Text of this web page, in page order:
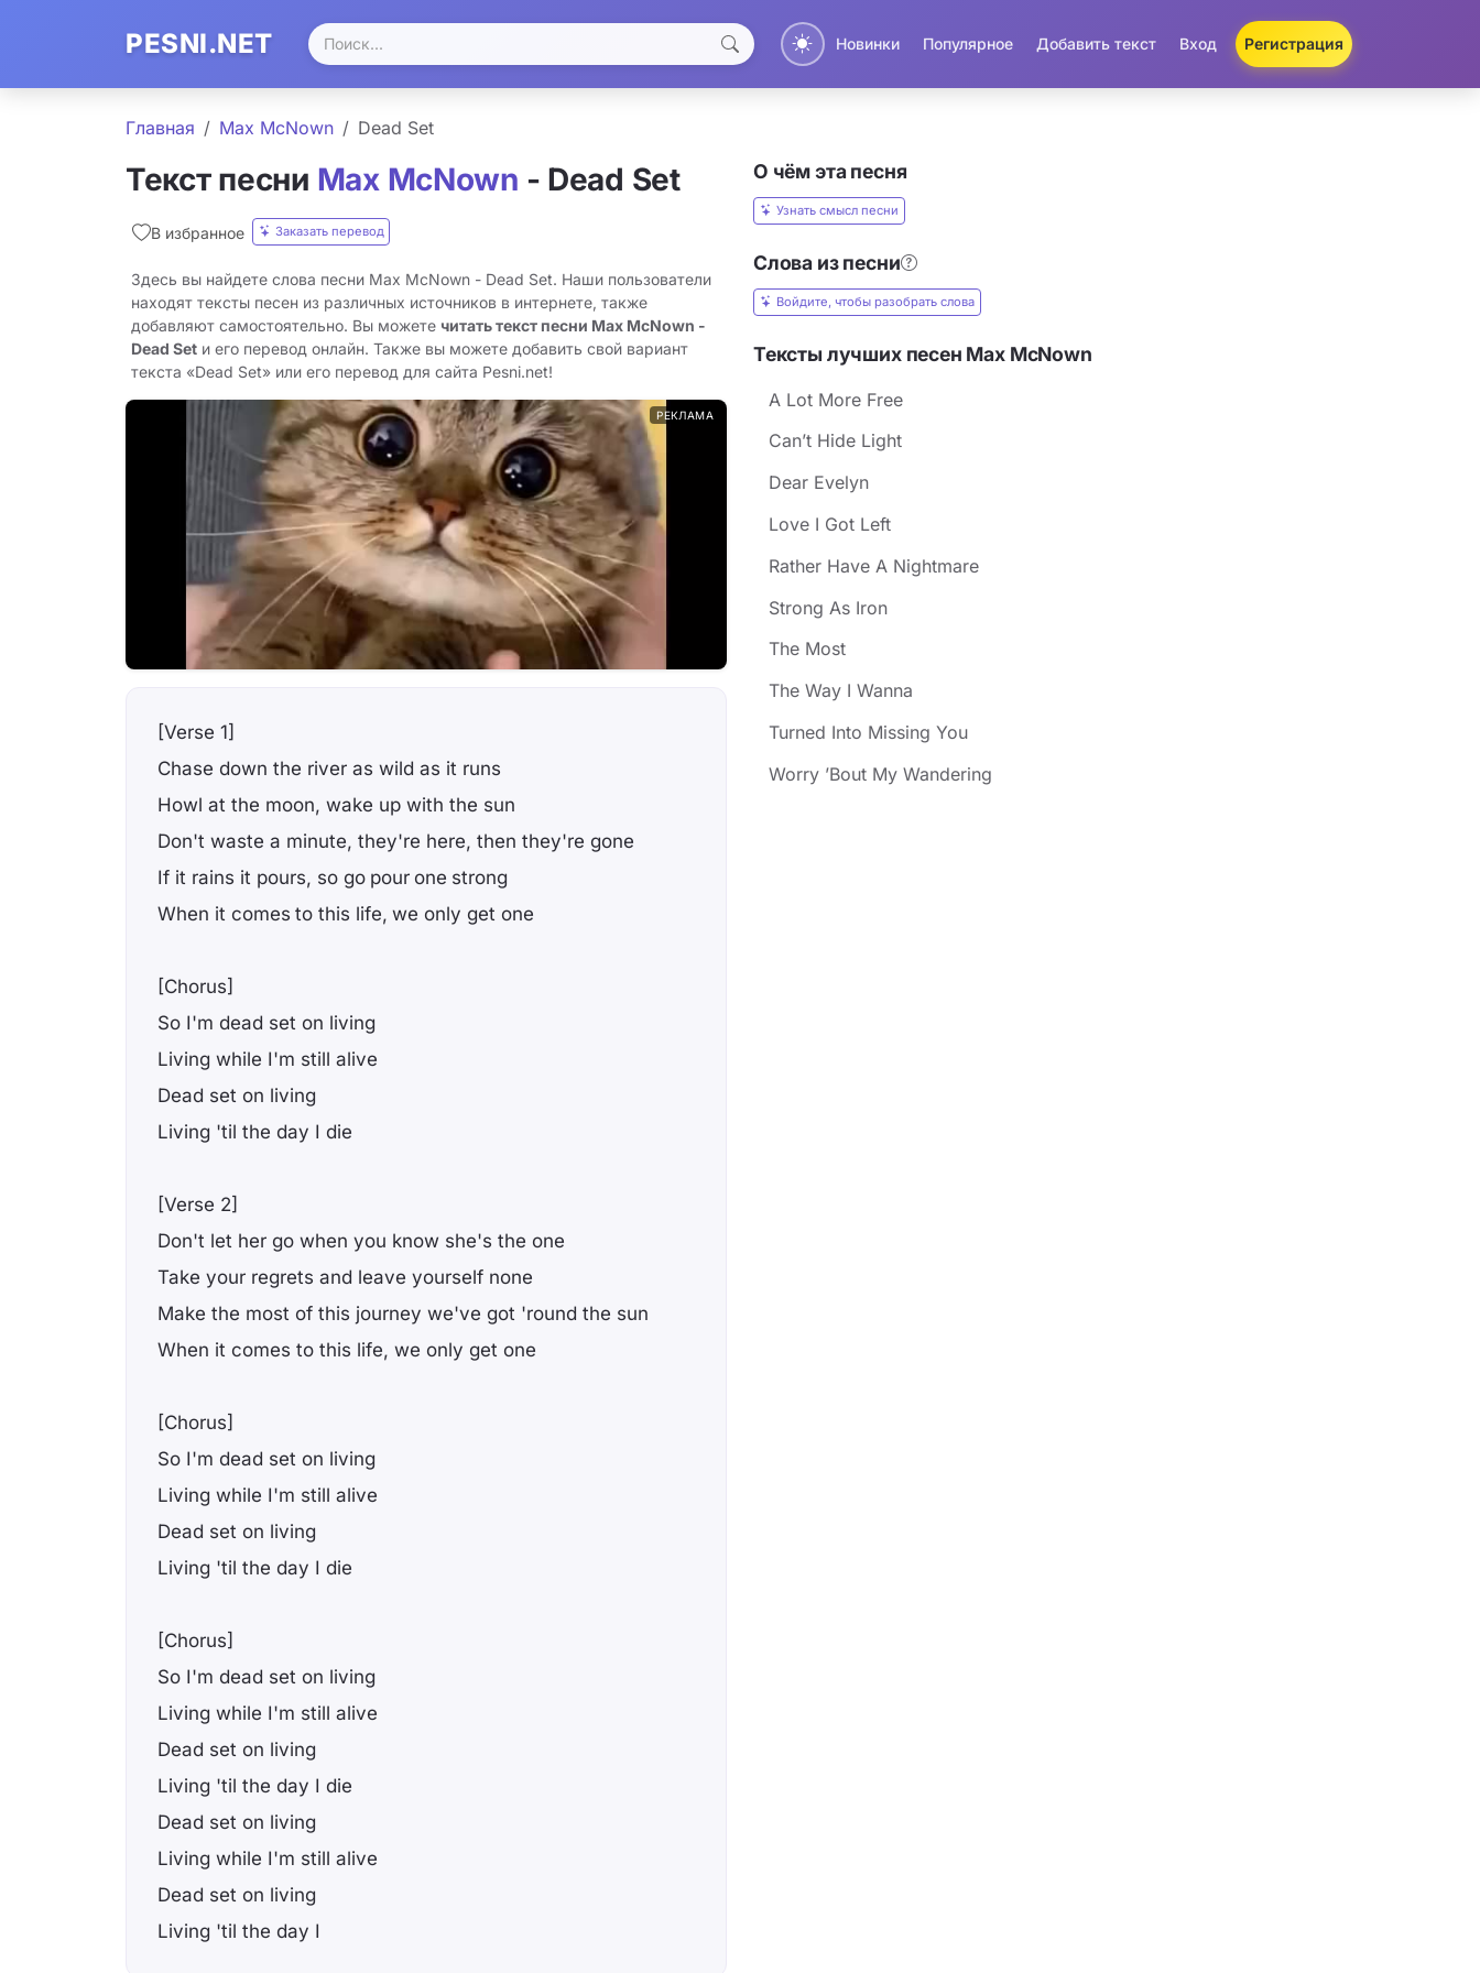
PESNI.NET Новинки Популярное Добавить текст Вход Регистрация
Главная Max McNown Dead Set
Текст песни Max McNown - Dead Set
В избранное Заказать перевод
Здесь вы найдете слова песни Max McNown - Dead Set. Наши пользователи
находят тексты песен из различных источников в интернете, также
добавляют самостоятельно. Вы можете читать текст песни Max McNown -
Dead Set и его перевод онлайн. Также вы можете добавить свой вариант
текста «Dead Set» или его перевод для сайта Pesni.net!
РЕКЛАМА
[Verse 1]
Chase down the river as wild as it runs
Howl at the moon, wake up with the sun
Don't waste a minute, they're here, then they're gone
If it rains it pours, so go pour one strong
When it comes to this life, we only get one
[Chorus]
So I'm dead set on living
Living while I'm still alive
Dead set on living
Living 'til the day I die
[Verse 2]
Don't let her go when you know she's the one
Take your regrets and leave yoursеlf none
Make the most of this journеy we've got 'round the sun
When it comes to this life, we only get one
[Chorus]
So I'm dead set on living
Living while I'm still alive
Dead set on living
Living 'til the day I die
[Chorus]
So I'm dead set on living
Living while I'm still alive
Dead set on living
Living 'til the day I die
Dead set on living
Living while I'm still alive
Dead set on living
Living 'til the day I
О чём эта песня
Узнать смысл песни
Слова из песни
Войдите, чтобы разобрать слова
Тексты лучших песен Max McNown
A Lot More Free
Can’t Hide Light
Dear Evelyn
Love I Got Left
Rather Have A Nightmare
Strong As Iron
The Most
The Way I Wanna
Turned Into Missing You
Worry ’Bout My Wandering